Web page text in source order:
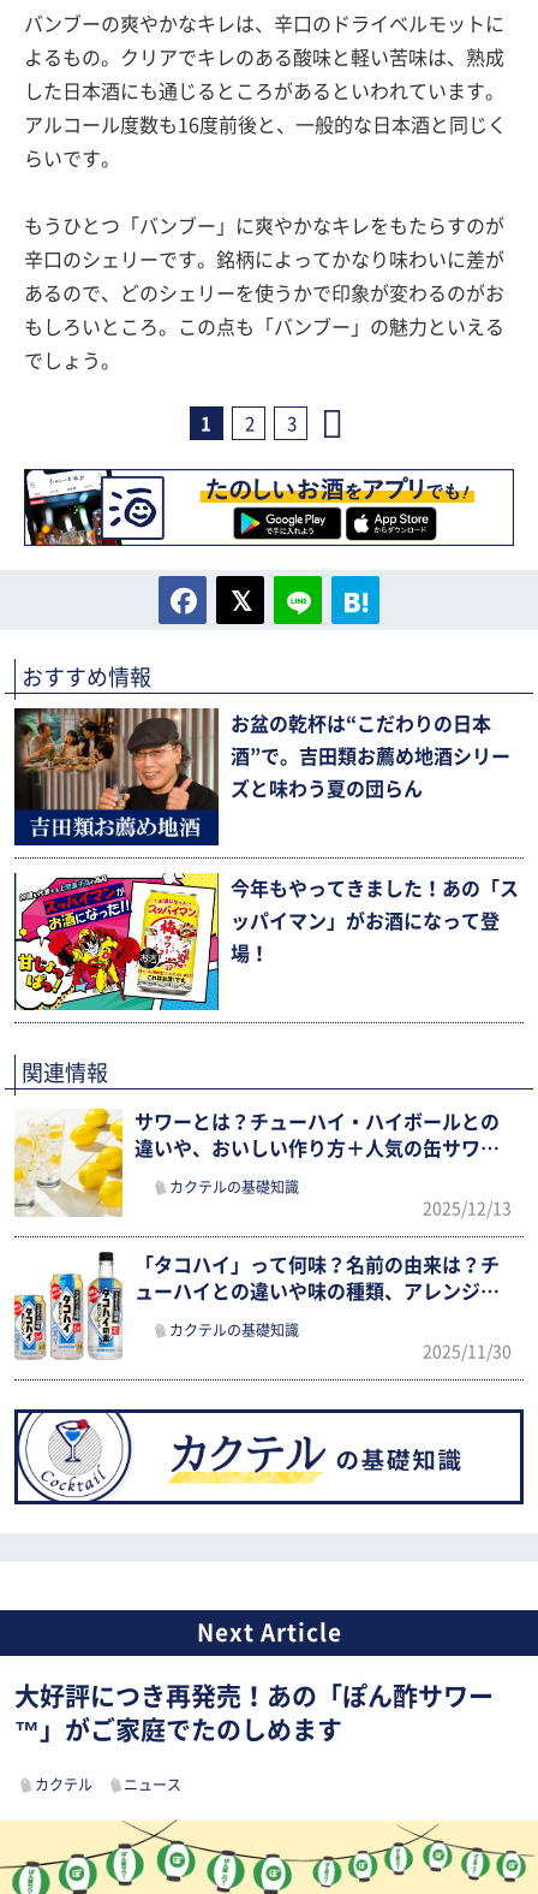
バンブーの爽やかなキレは、辛口のドライベルモットに
よるもの。クリアでキレのある酸味と軽い苦味は、熟成
した日本酒にも通じるところがあるといわれています。
アルコール度数も16度前後と、一般的な日本酒と同じく
らいです。
もうひとつ「バンブー」に爽やかなキレをもたらすのが
辛口のシェリーです。銘柄によってかなり味わいに差が
あるので、どのシェリーを使うかで印象が変わるのがお
もしろいところ。この点も「バンブー」の魅力といえる
でしょう。
1 2 3
おすすめ情報
お盆の乾杯は“こだわりの日本
酒”で。吉田類お薦め地酒シリー
ズと味わう夏の団らん
今年もやってきました！あの「ス
ッパイマン」がお酒になって登
場！
関連情報
サワーとは？チューハイ・ハイボールとの
違いや、おいしい作り方＋人気の缶サワー
カクテルの基礎知識
2025/12/13
「タコハイ」って何味？名前の由来は？チ
ューハイとの違いや味の種類、アレンジレ
カクテルの基礎知識
2025/11/30
大好評につき再発売！あの「ぽん酢サワー
™」がご家庭でたのしめます
カクテル ニュース